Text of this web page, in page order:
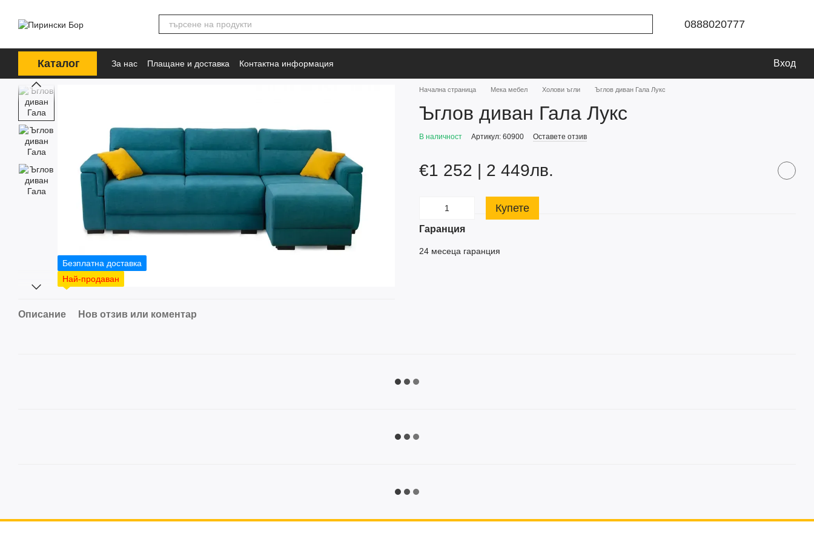
0888020777
Каталог За нас Плащане и доставка Контактна информация Вход
Безплатна доставка
Най-продаван
Описание Нов отзив или коментар
Начална страница Мека мебел Холови ъгли Ъглов диван Гала Лукс
Ъглов диван Гала Лукс
В наличност Артикул: 60900 Оставете отзив
€1 252 | 2 449лв.
Купете
Гаранция
24 месеца гаранция